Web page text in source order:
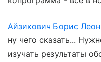
Айзикович Борис
ну чего сказать...
изучать результаты